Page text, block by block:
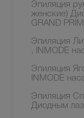
Эпиляция
женские)
GRAND
Эпиляция
, INMODE
Эпиляция
INMODE
Эпиляция
Диодным